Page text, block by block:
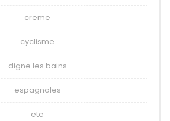
creme
cyclisme
digne les bains
espagnoles
ete